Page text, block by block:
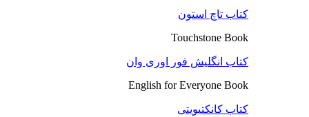
کتاب تاچ استون
Touchstone Book
کتاب انگلیش فور اوری وان
English for Everyone Book
کتاب کانکتیویتی